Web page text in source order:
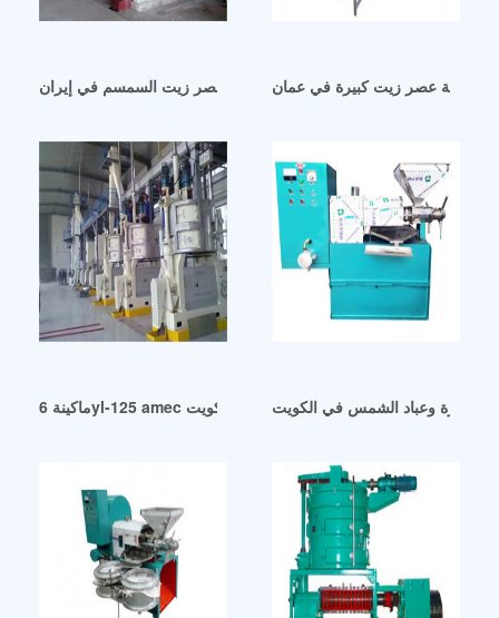
آلات عصر زيت السمسم في إيران ماكينة عصر زيت كبيرة في عمان
ماكينة 6yl-125 amec معدات عصر الزيت الحلزوني في الكويت
الذرة وعباد الشمس في الكويت